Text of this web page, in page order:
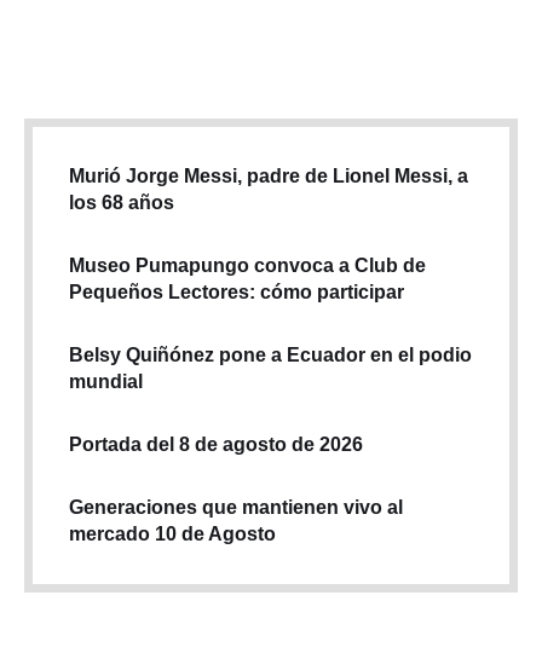
Murió Jorge Messi, padre de Lionel Messi, a
los 68 años
Museo Pumapungo convoca a Club de
Pequeños Lectores: cómo participar
Belsy Quiñónez pone a Ecuador en el podio
mundial
Portada del 8 de agosto de 2026
Generaciones que mantienen vivo al
mercado 10 de Agosto